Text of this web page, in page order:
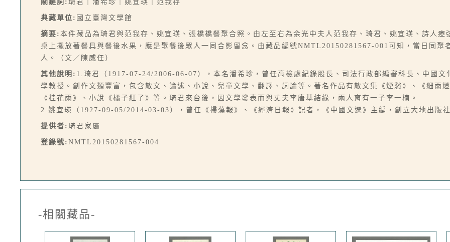
關鍵詞: 琦君｜潘希珍｜姚宜瑛｜范我存
典藏單位: 國立臺灣文學館
摘要: 本件藏品為琦君與范我存、姚宜瑛、張橋橋餐聚合照。由左至右為余光中夫人范我存、琦君、姚宜瑛、詩人
桌上擺放著餐具與餐後水果，應是聚餐後眾人一同合影留念。由藏品編號NMTL20150281567-001可知，當日同聚
人。（文／陳威任）
其他說明: 1.琦君（1917-07-24/2006-06-07），本名潘希珍，曾任高檢處紀錄股長、司法行政部編審科長、中國文
學教授。創作文類豐富，包含散文、論述、小說、兒童文學、翻譯、詞論等。著名作品有散文集《煙愁》、《細雨
《桂花雨》、小說《橘子紅了》等。琦君來台後，因文學發表而與丈夫李唐基結緣，兩人育有一子李一楠。
2.姚宜瑛（1927-09-05/2014-03-03），曾任《掃蕩報》、《經濟日報》記者，《中國文選》主編，創立大地出版
提供者: 琦君家屬
登錄號: NMTL20150281567-004
-相關藏品-